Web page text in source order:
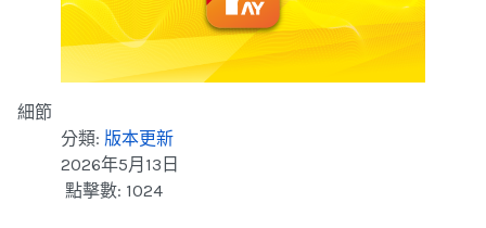
細節
分類: 版本更新
2026年5月13日
點擊數: 1024